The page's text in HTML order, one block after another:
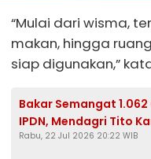
“Mulai dari wisma,
makan, hingga
siap digunakan,”
Bakar Semangat
IPDN, Mendagri Tito
Kemampuan Dasar
Rabu, 22 Jul 2026 20:22 WIB